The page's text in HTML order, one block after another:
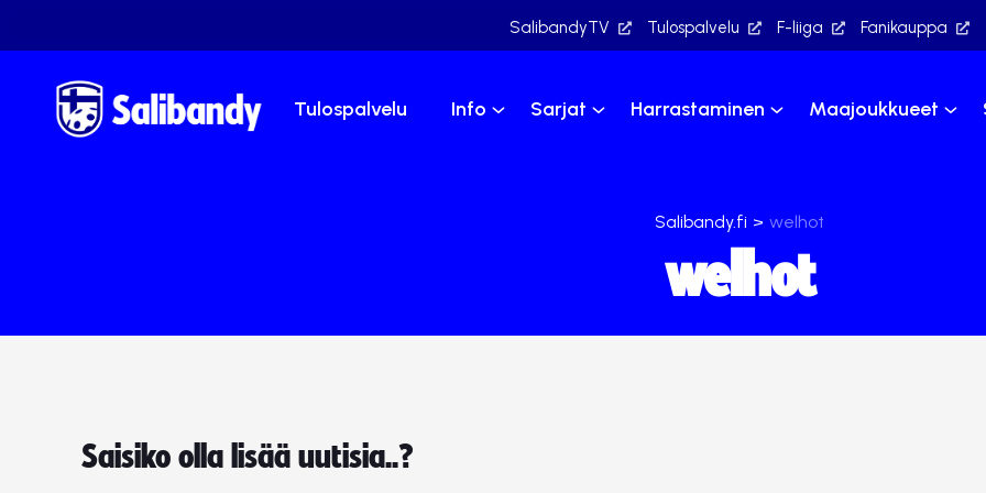
SalibandyTV Tulospalvelu F-liiga Fanikauppa
Tulospalvelu Info Sarjat Harrastaminen Maajoukkueet
Salibandy.fi > welhot
welhot
Saisiko olla lisää uutisia..?